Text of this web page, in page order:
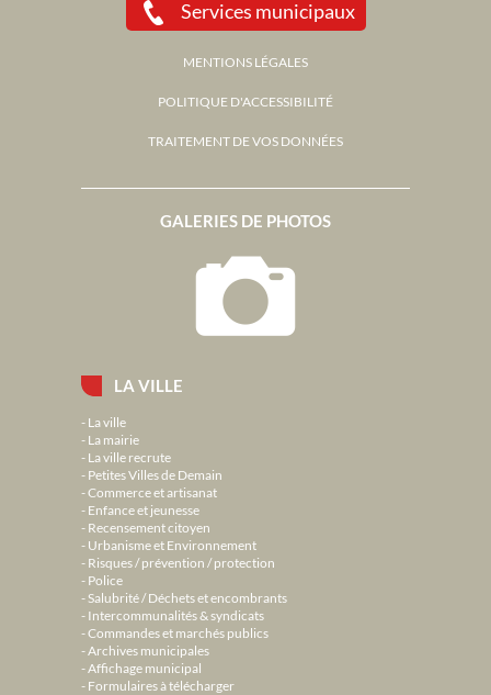
LA VILLE
La ville
La mairie
La ville recrute
Petites Villes de Demain
Commerce et artisanat
Enfance et jeunesse
Recensement citoyen
Urbanisme et Environnement
Risques / prévention / protection
Police
Salubrité / Déchets et encombrants
Intercommunalités & syndicats
Commandes et marchés publics
Archives municipales
Affichage municipal
Formulaires à télécharger
GALERIES DE PHOTOS
Services municipaux
MENTIONS LÉGALES
POLITIQUE D'ACCESSIBILITÉ
TRAITEMENT DE VOS DONNÉES